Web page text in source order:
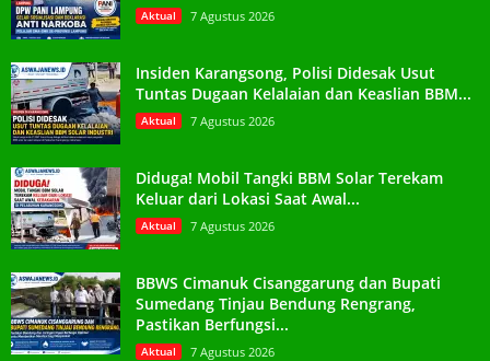
Aktual 7 Agustus 2026
Insiden Karangsong, Polisi Didesak Usut
Tuntas Dugaan Kelalaian dan Keaslian BBM...
Aktual 7 Agustus 2026
Diduga! Mobil Tangki BBM Solar Terekam
Keluar dari Lokasi Saat Awal...
Aktual 7 Agustus 2026
BBWS Cimanuk Cisanggarung dan Bupati
Sumedang Tinjau Bendung Rengrang,
Pastikan Berfungsi...
Aktual 7 Agustus 2026